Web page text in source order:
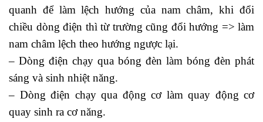
quanh để làm lệch hướng của nam châm, khi đổi
chiều dòng điện thì từ trường cũng đổi hướng => làm
nam châm lệch theo hướng ngược lại.
– Dòng điện chạy qua bóng đèn làm bóng đèn phát
sáng và sinh nhiệt năng.
– Dòng điện chạy qua động cơ làm quay động cơ
quay sinh ra cơ năng.